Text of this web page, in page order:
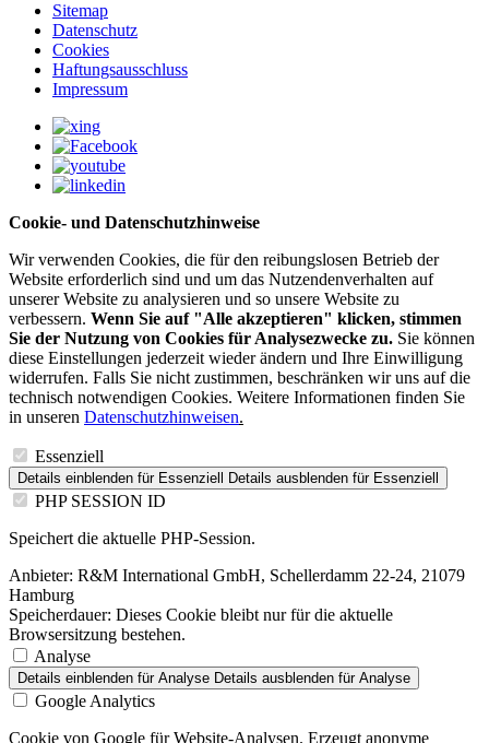
Sitemap
Datenschutz
Cookies
Haftungsausschluss
Impressum
Cookie- und Datenschutzhinweise
Wir verwenden Cookies, die für den reibungslosen Betrieb der
Website erforderlich sind und um das Nutzendenverhalten auf
unserer Website zu analysieren und so unsere Website zu
verbessern. Wenn Sie auf "Alle akzeptieren" klicken, stimmen
Sie der Nutzung von Cookies für Analysezwecke zu. Sie können
diese Einstellungen jederzeit wieder ändern und Ihre Einwilligung
widerrufen. Falls Sie nicht zustimmen, beschränken wir uns auf die
technisch notwendigen Cookies. Weitere Informationen finden Sie
in unseren Datenschutzhinweisen.
Essenziell
Details einblenden für Essenziell Details ausblenden für Essenziell
PHP SESSION ID
Speichert die aktuelle PHP-Session.
Anbieter: R&M International GmbH, Schellerdamm 22-24, 21079
Hamburg
Speicherdauer: Dieses Cookie bleibt nur für die aktuelle
Browsersitzung bestehen.
Analyse
Details einblenden für Analyse Details ausblenden für Analyse
Google Analytics
Cookie von Google für Website-Analysen. Erzeugt anonyme